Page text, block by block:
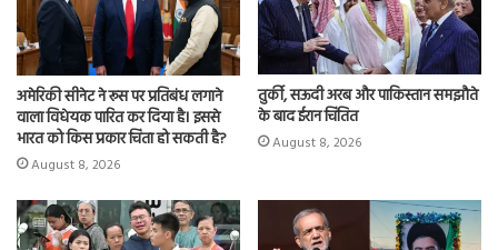
अमेरिकी सीनेट ने रूस पर प्रतिबंध लगाने
वाला विधेयक पारित कर दिया है। इससे
भारत को किस प्रकार चिंता हो सकती है?
August 8, 2026
तुर्की, सऊदी अरब और पाकिस्तान समझौते
के बाद ईरान चिंतित
August 8, 2026